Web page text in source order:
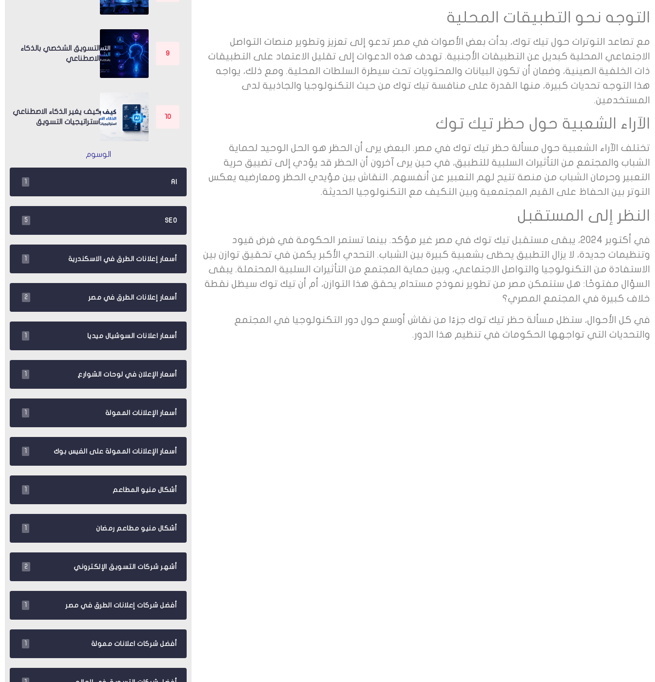
التوجه نحو التطبيقات المحلية
مع تصاعد التوترات حول تيك توك، بدأت بعض الأصوات في مصر تدعو إلى تعزيز وتطوير منصات التواصل
الاجتماعي المحلية كبديل عن التطبيقات الأجنبية. تهدف هذه الدعوات إلى تقليل الاعتماد على التطبيقات
ذات الخلفية الصينية، وضمان أن تكون البيانات والمحتويات تحت سيطرة السلطات المحلية. ومع ذلك، يواجه
هذا التوجه تحديات كبيرة، منها القدرة على منافسة تيك توك من حيث التكنولوجيا والجاذبية لدى
المستخدمين.
الآراء الشعبية حول حظر تيك توك
تختلف الآراء الشعبية حول مسألة حظر تيك توك في مصر. البعض يرى أن الحظر هو الحل الوحيد لحماية
الشباب والمجتمع من التأثيرات السلبية للتطبيق، في حين يرى آخرون أن الحظر قد يؤدي إلى تضييق حرية
التعبير وحرمان الشباب من منصة تتيح لهم التعبير عن أنفسهم. النقاش بين مؤيدي الحظر ومعارضيه يعكس
التوتر بين الحفاظ على القيم المجتمعية وبين التكيف مع التكنولوجيا الحديثة.
النظر إلى المستقبل
في أكتوبر 2024، يبقى مستقبل تيك توك في مصر غير مؤكد. بينما تستمر الحكومة في فرض قيود
وتنظيمات جديدة، لا يزال التطبيق يحظى بشعبية كبيرة بين الشباب. التحدي الأكبر يكمن في تحقيق توازن بين
الاستفادة من التكنولوجيا والتواصل الاجتماعي، وبين حماية المجتمع من التأثيرات السلبية المحتملة. يبقى
السؤال مفتوحًا: هل ستتمكن مصر من تطوير نموذج مستدام يحقق هذا التوازن، أم أن تيك توك سيظل نقطة
خلاف كبيرة في المجتمع المصري؟
في كل الأحوال، ستظل مسألة حظر تيك توك جزءًا من نقاش أوسع حول دور التكنولوجيا في المجتمع
والتحديات التي تواجهها الحكومات في تنظيم هذا الدور.
التسويق الشخصي بالذكاء
الاصطناعي
كيف يغير الذكاء الاصطناعي
استراتيجيات التسويق
الوسوم
AI
SEO
5
أسعار إعلانات الطرق في الاسكندرية
أسعار إعلانات الطرق في مصر 2
أسعار اعلانات السوشيال ميديا
أسعار الإعلان في لوحات الشوارع
أسعار الإعلانات الممولة
أسعار الإعلانات الممولة على الفيس بوك
أشكال منيو المطاعم
أشكال منيو مطاعم رمضان
أشهر شركات التسويق الإلكتروني 2
أفضل شركات إعلانات الطرق في مصر
أفضل شركات اعلانات ممولة